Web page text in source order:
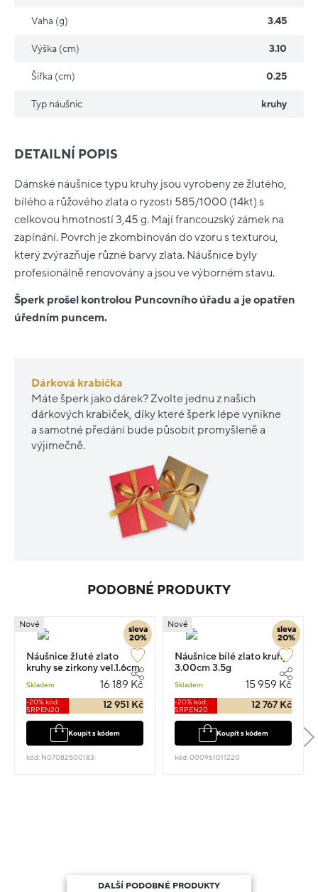
DETAILNÍ POPIS
Dámské náušnice typu kruhy jsou vyrobeny ze žlutého,
bílého a růžového zlata o ryzosti 585/1000 (14kt) s
celkovou hmotností 3,45 g. Mají francouzský zámek na
zapínání. Povrch je zkombinován do vzoru s texturou,
který zvýrazňuje různé barvy zlata. Náušnice byly
profesionálně renovovány a jsou ve výborném stavu.
Šperk prošel kontrolou Puncovního úřadu a je opatřen
úředním puncem.
Dárková krabička
Máte šperk jako dárek? Zvolte jednu z našich
dárkových krabiček, díky které šperk lépe vynikne
a samotné předání bude působit promyšleně a
výjimečně.
Vaha (g) 3.45
Výška (cm) 3.10
Šířka (cm) 0.25
Typ náušnic kruhy
PODOBNÉ PRODUKTY
sleva
20%
Nové
Náušnice žluté zlato
kruhy se zirkony vel.1.6cm
Skladem 16 189 Kč
-20% kód:
SRPEN20
12 951 Kč
Koupit s kódem
kód: N07082500183
sleva
20%
Nové
Náušnice bílé zlato kruhy
3.00cm 3.5g
Skladem 15 959 Kč
-20% kód:
SRPEN20
12 767 Kč
Koupit s kódem
kód: 000961011220
DALŠÍ PODOBNÉ PRODUKTY